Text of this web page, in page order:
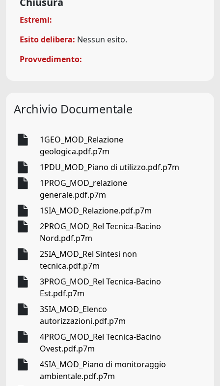
Estremi:
Esito delibera: Nessun esito.
Provvedimento:
Archivio Documentale
1GEO_MOD_Relazione
geologica.pdf.p7m
1PDU_MOD_Piano di utilizzo.pdf.p7m
1PROG_MOD_relazione
generale.pdf.p7m
1SIA_MOD_Relazione.pdf.p7m
2PROG_MOD_Rel Tecnica-Bacino
Nord.pdf.p7m
2SIA_MOD_Rel Sintesi non
tecnica.pdf.p7m
3PROG_MOD_Rel Tecnica-Bacino
Est.pdf.p7m
3SIA_MOD_Elenco
autorizzazioni.pdf.p7m
4PROG_MOD_Rel Tecnica-Bacino
Ovest.pdf.p7m
4SIA_MOD_Piano di monitoraggio
ambientale.pdf.p7m